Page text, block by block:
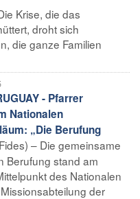
Krise, die das
droht sich
die ganze Familien
- Pfarrer
Nationalen
„Die Berufung
– Die gemeinsame
Berufung stand am
des Nationalen
der